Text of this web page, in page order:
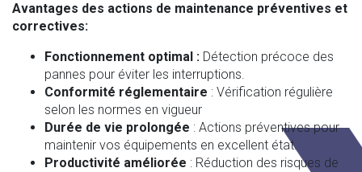
Avantages des actions de maintenance préventives et
correctives:
Fonctionnement optimal : Détection précoce des
pannes pour éviter les interruptions.
Conformité réglementaire : Vérification régulière
selon les normes en vigueur
Durée de vie prolongée : Actions préventives pour
maintenir vos équipements en excellent état.
Productivité améliorée : Réduction des risques de